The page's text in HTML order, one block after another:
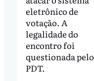
eletrônico de
votação. A
legalidade do
encontro foi
questionada pelo
PDT.